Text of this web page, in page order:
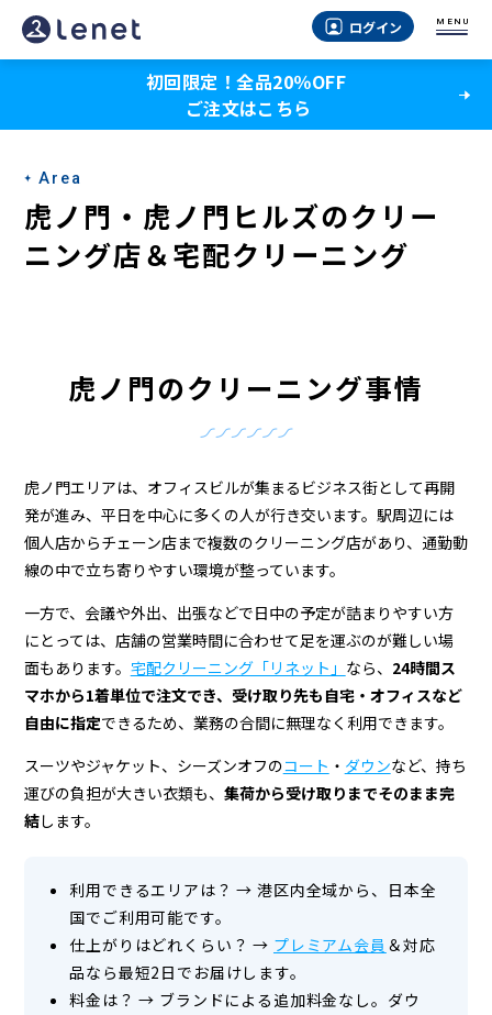
虎
ノ
の
ク
リ
ー
宅
配
ク
リ
ー
ニ
ン
グ
虎
門・
ログイン MENU
初回限定！全品20％OFF
ご注文はこちら
Area
虎ノ門・虎ノ門ヒルズのクリー
ニング店＆宅配クリーニング
虎ノ門のクリーニング事情
虎ノ門エリアは、オフィスビルが集まるビジネス街として再開
発が進み、平日を中心に多くの人が行き交います。駅周辺には
個人店からチェーン店まで複数のクリーニング店があり、通勤動
線の中で立ち寄りやすい環境が整っています。
一方で、会議や外出、出張などで日中の予定が詰まりやすい方
にとっては、店舗の営業時間に合わせて足を運ぶのが難しい場
面もあります。 宅配クリーニング「リネット」 なら、 24時間ス
マホから1着単位で注文でき、受け取り先も自宅・オフィスなど
自由に指定できるため、業務の合間に無理なく利用できます。
スーツやジャケット、シーズンオフのコート ・ ダウンなど、持ち
運びの負担が大きい衣類も、 集荷から受け取りまでそのまま完
結します。
利用できるエリアは？ →港区内全域から、日本全
国でご利用可能です。
仕上がりはどれくらい？ → プレミアム会員 ＆対応
品なら最短2日でお届けします。
料金は？ → ブランドによる追加料金なし。ダウ